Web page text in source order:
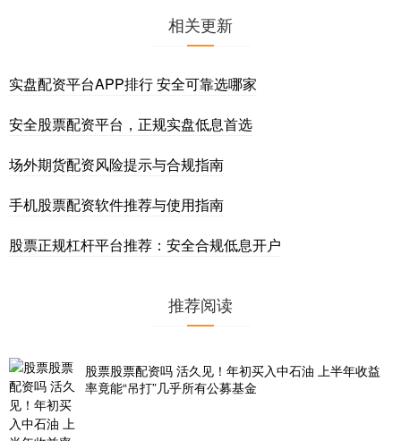
相关更新
实盘配资平台APP排行 安全可靠选哪家
安全股票配资平台，正规实盘低息首选
场外期货配资风险提示与合规指南
手机股票配资软件推荐与使用指南
股票正规杠杆平台推荐：安全合规低息开户
推荐阅读
股票股票配资吗 活久见！年初买入中石油 上半年收益
率竟能“吊打”几乎所有公募基金